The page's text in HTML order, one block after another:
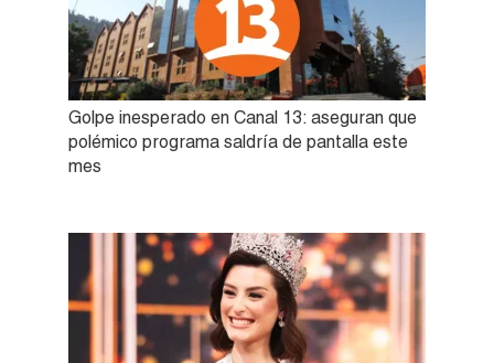
Golpe inesperado en Canal 13: aseguran que
polémico programa saldría de pantalla este
mes